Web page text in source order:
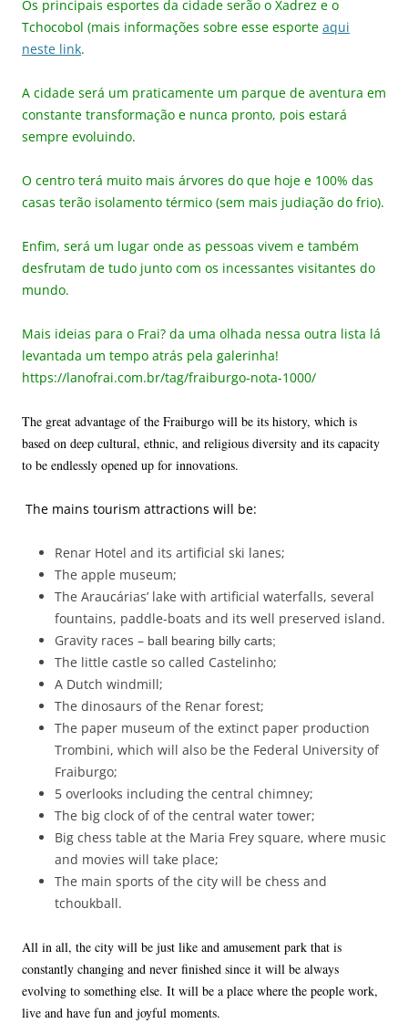
Os principais esportes da cidade serão o Xadrez e o
Tchocobol (mais informações sobre esse esporte aqui
neste link.
A cidade será um praticamente um parque de aventura em
constante transformação e nunca pronto, pois estará
sempre evoluindo.
O centro terá muito mais árvores do que hoje e 100% das
casas terão isolamento térmico (sem mais judiação do frio).
Enfim, será um lugar onde as pessoas vivem e também
desfrutam de tudo junto com os incessantes visitantes do
mundo.
Mais ideias para o Frai? da uma olhada nessa outra lista lá
levantada um tempo atrás pela galerinha!
https://lanofrai.com.br/tag/fraiburgo-nota-1000/
The great advantage of the Fraiburgo will be its history, which is
based on deep cultural, ethnic, and religious diversity and its capacity
to be endlessly opened up for innovations.
The mains tourism attractions will be:
Renar Hotel and its artificial ski lanes;
The apple museum;
The Araucárias’ lake with artificial waterfalls, several
fountains, paddle-boats and its well preserved island.
Gravity races – ball bearing billy carts;
The little castle so called Castelinho;
A Dutch windmill;
The dinosaurs of the Renar forest;
The paper museum of the extinct paper production
Trombini, which will also be the Federal University of
Fraiburgo;
5 overlooks including the central chimney;
The big clock of of the central water tower;
Big chess table at the Maria Frey square, where music
and movies will take place;
The main sports of the city will be chess and
tchoukball.
All in all, the city will be just like and amusement park that is
constantly changing and never finished since it will be always
evolving to something else. It will be a place where the people work,
live and have fun and joyful moments.